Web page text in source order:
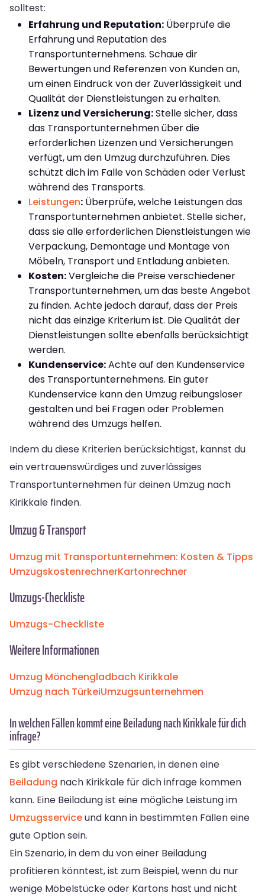
solltest:
Erfahrung und Reputation: Überprüfe die
Erfahrung und Reputation des
Transportunternehmens. Schaue dir
Bewertungen und Referenzen von Kunden an,
um einen Eindruck von der Zuverlässigkeit und
Qualität der Dienstleistungen zu erhalten.
Lizenz und Versicherung:Stelle sicher, dass
das Transportunternehmen über die
erforderlichen Lizenzen und Versicherungen
verfügt, um den Umzug durchzuführen. Dies
schützt dich im Falle von Schäden oder Verlust
während des Transports.
Leistungen: Überprüfe, welche Leistungen das
Transportunternehmen anbietet. Stelle sicher,
dass sie alle erforderlichen Dienstleistungen wie
Verpackung, Demontage und Montage von
Möbeln, Transport und Entladung anbieten.
Kosten:Vergleiche die Preise verschiedener
Transportunternehmen, um das beste Angebot
zu finden. Achte jedoch darauf, dass der Preis
nicht das einzige Kriterium ist. Die Qualität der
Dienstleistungen sollte ebenfalls berücksichtigt
werden.
Kundenservice:Achte auf den Kundenservice
des Transportunternehmens. Ein guter
Kundenservice kann den Umzug reibungsloser
gestalten und bei Fragen oder Problemen
während des Umzugs helfen.
Indem du diese Kriterien berücksichtigst, kannst du
ein vertrauenswürdiges und zuverlässiges
Transportunternehmen für deinen Umzug nach
Kirikkale finden.
Umzug & Transport
Umzug mit Transportunternehmen: Kosten & Tipps
UmzugskostenrechnerKartonrechner
Umzugs-Checkliste
Umzugs-Checkliste
Weitere Informationen
Umzug Mönchengladbach Kirikkale
Umzug nach TürkeiUmzugsunternehmen
In welchen Fällen kommt eine Beiladung nach Kirikkale für dich
infrage?
Es gibt verschiedene Szenarien, in denen eine
Beiladung nach Kirikkale für dich infrage kommen
kann. Eine Beiladung ist eine mögliche Leistung im
Umzugsserviceund kann in bestimmten Fällen eine
gute Option sein.
Ein Szenario, in dem du von einer Beiladung
profitieren könntest, ist zum Beispiel, wenn du nur
wenige Möbelstücke oder Kartons hast und nicht